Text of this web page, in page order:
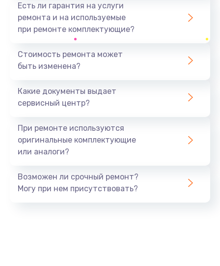
Есть ли гарантия на услуги
ремонта и на используемые
при ремонте комплектующие?
Стоимость ремонта может
быть изменена?
Какие документы выдает
сервисный центр?
При ремонте используются
оригинальные комплектующие
или аналоги?
Возможен ли срочный ремонт?
Могу при нем присутствовать?